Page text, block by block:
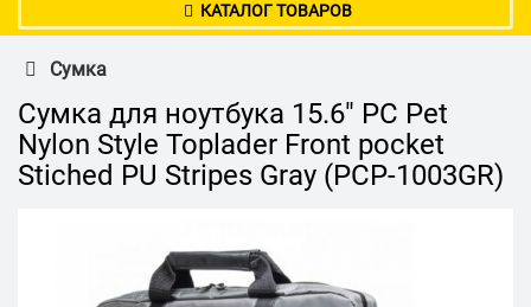
КАТАЛОГ ТОВАРОВ
Сумка
Сумка для ноутбука 15.6" PC Pet
Nylon Style Toplader Front pocket
Stiched PU Stripes Gray (PCP-1003GR)